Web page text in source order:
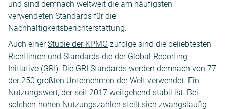
und sind demnach weltweit die am häufigsten
verwendeten Standards für die
Nachhaltigkeitsberichterstattung.
Auch einerStudie der KPMG zufolge sind die beliebtesten
Richtlinien und Standards die der Global Reporting
Initiative (GRI). Die GRI Standards werden demnach von 77
der 250 größten Unternehmen der Welt verwendet. Ein
Nutzungswert, der seit 2017 weitgehend stabil ist. Bei
solchen hohen Nutzungszahlen stellt sich zwangsläufig